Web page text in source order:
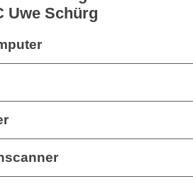
Uwe Schürg